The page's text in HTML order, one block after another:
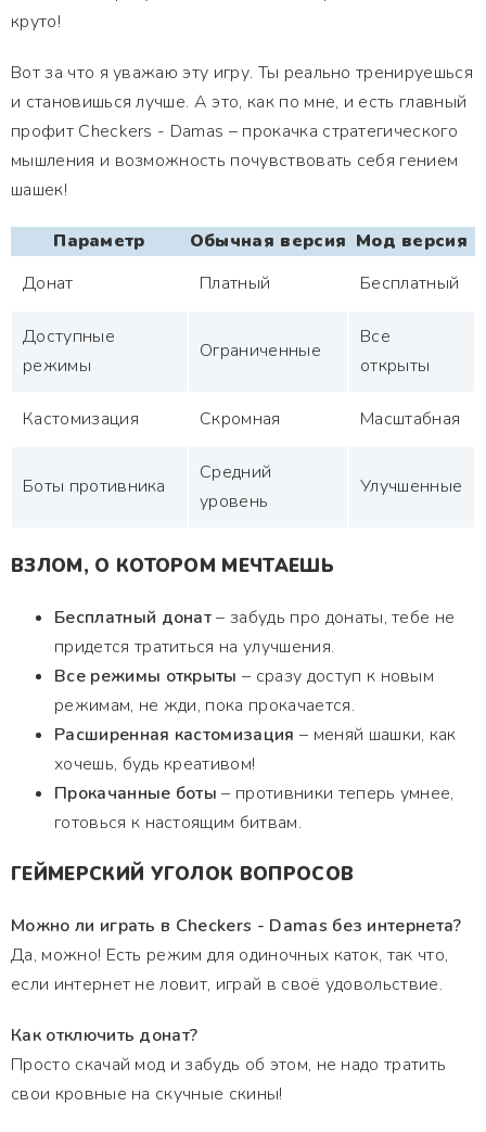
круто!
Вот за что я уважаю эту игру. Ты реально тренируешься
и становишься лучше. А это, как по мне, и есть главный
профит Checkers - Damas – прокачка стратегического
мышления и возможность почувствовать себя гением
шашек!
Параметр Обычная версия Мод версия
Донат
Платный Бесплатный
Доступные
режимы
Ограниченные
Все
открыты
Кастомизация Скромная Масштабная
Боты противника
Средний
уровень
Улучшенные
ВЗЛОМ, О КОТОРОМ МЕЧТАЕШЬ
Бесплатный донат– забудь про донаты, тебе не
придется тратиться на улучшения.
Все режимы открыты – сразу доступ к новым
режимам, не жди, пока прокачается.
Расширенная кастомизация – меняй шашки, как
хочешь, будь креативом!
Прокачанные боты – противники теперь умнее,
готовься к настоящим битвам.
ГЕЙМЕРСКИЙ УГОЛОК ВОПРОСОВ
Можно ли играть в Checkers - Damas без интернета?
Да, можно! Есть режим для одиночных каток, так что,
если интернет не ловит, играй в своё удовольствие.
Как отключить донат?
Просто скачай мод и забудь об этом, не надо тратить
свои кровные на скучные скины!